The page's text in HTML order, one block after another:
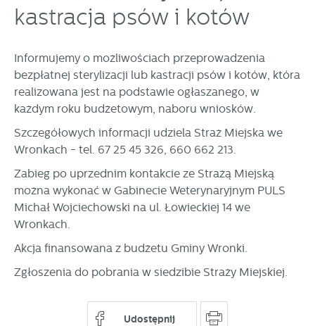
kastracja psów i kotów
Informujemy o możliwościach przeprowadzenia
bezpłatnej sterylizacji lub kastracji psów i kotów, która
realizowana jest na podstawie ogłaszanego, w
każdym roku budżetowym, naboru wniosków.
Szczegółowych informacji udziela Straż Miejska we
Wronkach - tel. 67 25 45 326, 660 662 213.
Zabieg po uprzednim kontakcie ze Strażą Miejską
można wykonać w Gabinecie Weterynaryjnym PULS
Michał Wojciechowski na ul. Łowieckiej 14 we
Wronkach.
Akcja finansowana z budżetu Gminy Wronki.
Zgłoszenia do pobrania w siedzibie Straży Miejskiej.
Udostępnij
Dzięki tym plikom cookies możemy zapewnić Ci większy
Wyrażenie zgody na funkcjonalne i personalizacyjne pliki
cookies gwarantuje dostępność większej ilości funkcji na
stronie.
Więcej
Analityczne
Analityczne pliki cookies pomagają nam rozwijać się i
dostosowywać do Twoich potrzeb.
Cookies analityczne pozwalają na uzyskanie informacji w
zakresie wykorzystywania witryny internetowej, miejsca oraz
częstotliwości, z jaką odwiedzane są nasze serwisy www.
Dane pozwalają nam na ocenę naszych serwisów
internetowych pod względem ich popularności wśród
użytkowników. Zgromadzone informacje są przetwarzane w
formie zanonimizowanej. Wyrażenie zgody na analityczne
pliki cookies gwarantuje dostępność wszystkich
funkcjonalności.
Więcej
Reklamowe
Dzięki reklamowym plikom cookies prezentujemy Ci
najciekawsze informacje i aktualności na stronach naszych
partnerów.
Promocyjne pliki cookies służą do prezentowania Ci naszych
Twoich zwyczajów dotyczących przeglądanej witryny
stronach podmiotów trzecich lub firm będących naszymi
partnerami oraz innych dostawców usług. Firmy te działają
Więcej